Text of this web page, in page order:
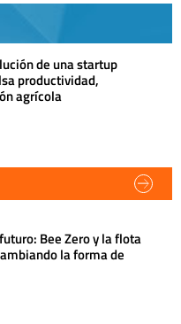
de una startup
productividad,
agrícola
Bee Zero y la flota
la forma de